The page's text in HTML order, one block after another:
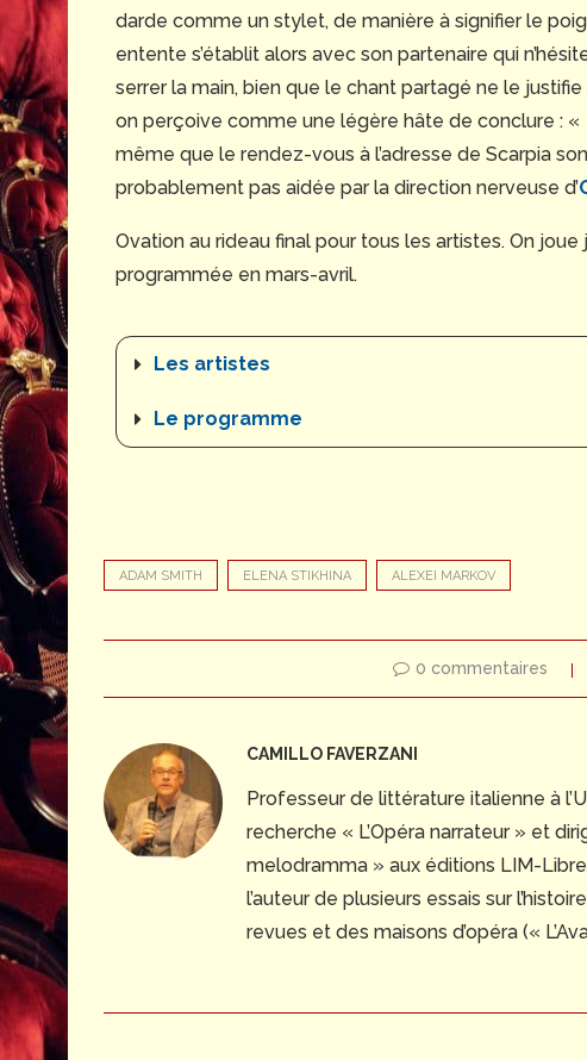
darde comme un stylet, de manière à signifier le
entente s’établit alors avec son partenaire qui
serrer la main, bien que le chant partagé ne le
on perçoive comme une légère hâte de conclure : «
même que le rendez-vous à l’adresse de Scarpia
probablement pas aidée par la direction nerveuse d’
Ovation au rideau final pour tous les artistes. On
programmée en mars-avril.
Les artistes
Le programme
ADAM SMITH ELENA STIKHINA ALEXEI MARKOV
0 commentaires
CAMILLO FAVERZANI
Professeur de littérature italienne à
recherche « L’Opéra narrateur » et
melodramma » aux éditions LIM-
l’auteur de plusieurs essais sur
revues et des maisons d’opéra («